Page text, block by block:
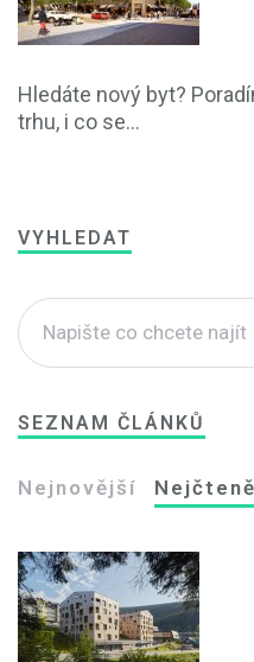
Hledáte nový byt?
trhu, i co se...
VYHLEDAT
SEZNAM ČLÁNKŮ
Nejnovější